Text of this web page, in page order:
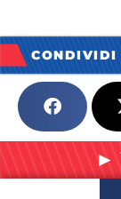
CONDIVIDI
►